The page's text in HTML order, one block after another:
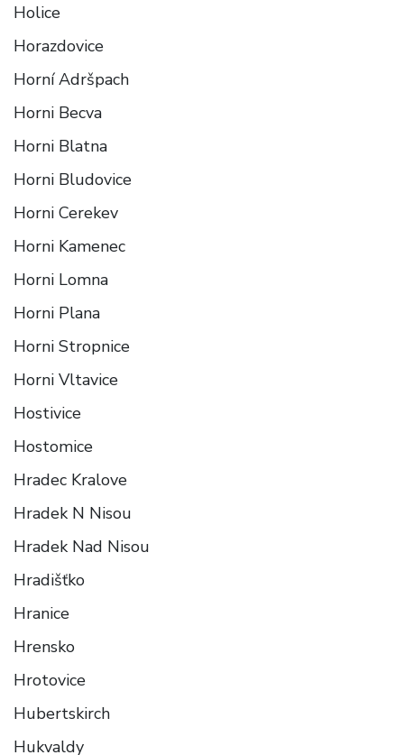
Holice
Horazdovice
Horní Adršpach
Horni Becva
Horni Blatna
Horni Bludovice
Horni Cerekev
Horni Kamenec
Horni Lomna
Horni Plana
Horni Stropnice
Horni Vltavice
Hostivice
Hostomice
Hradec Kralove
Hradek N Nisou
Hradek Nad Nisou
Hradišťko
Hranice
Hrensko
Hrotovice
Hubertskirch
Hukvaldy